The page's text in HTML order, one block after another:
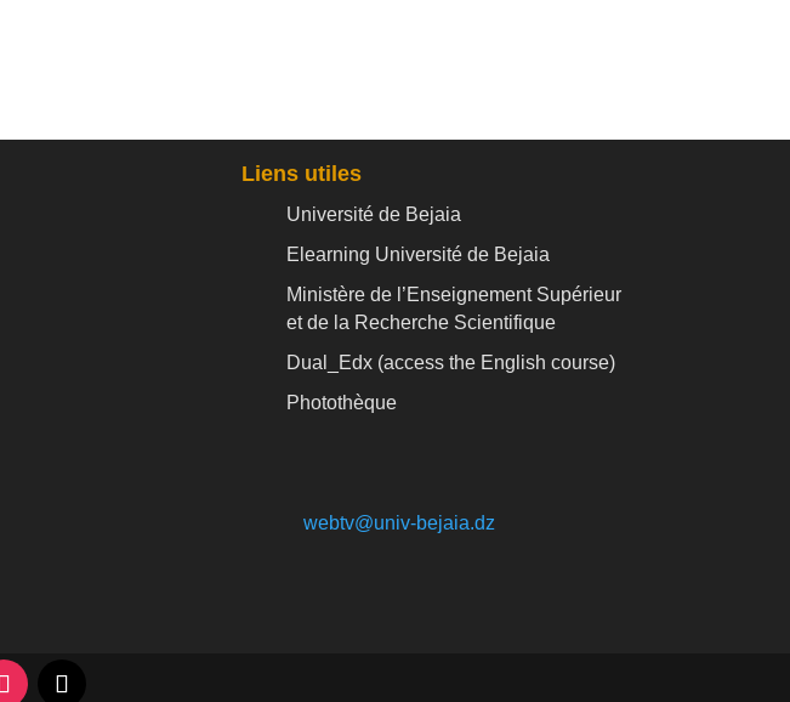
Liens utiles
Université de Bejaia
Elearning Université de Bejaia
Ministère de l’Enseignement Supérieur
et de la Recherche Scientifique
Dual_Edx (access the English course)
Photothèque
webtv@univ-bejaia.dz